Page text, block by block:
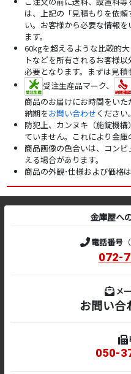
は、上記の「見積もりを依
い。お客様から必要な情報
ます。
60kgを超えるような比較的
トなどを所有されるお客様
必要となります。まずは見積
受注生産品マーク、
商品のお届けにお時間をいた
納期をお問い合わせください。
防犯上、カンヌキ（施錠機
ていません。これにより金庫
商品画像の色合いは、コン
える場合があります。
商品の外観･仕様および価格
金庫屋へ
電話番号
072-
メ
お問い合
050-